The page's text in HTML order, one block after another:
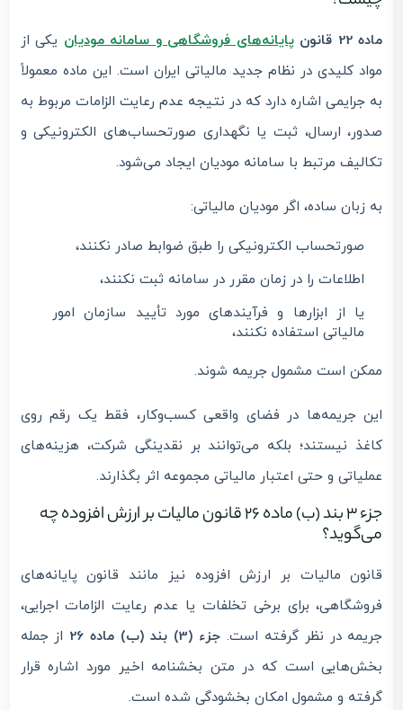
ماده 22 قانون پایانه‌های فروشگاهی و سامانه مودیان یکی از
مواد کلیدی در نظام جدید مالیاتی ایران است. این ماده معمولاً
به جرایمی اشاره دارد که در نتیجه عدم رعایت الزامات مربوط به
صدور، ارسال، ثبت یا نگهداری صورتحساب‌های الکترونیکی و
تکالیف مرتبط با سامانه مودیان ایجاد می‌شود.
به زبان ساده، اگر مودیان مالیاتی:
صورتحساب الکترونیکی را طبق ضوابط صادر نکنند،
اطلاعات را در زمان مقرر در سامانه ثبت نکنند،
یا از ابزارها و فرآیندهای مورد تأیید سازمان امور
مالیاتی استفاده نکنند،
ممکن است مشمول جریمه شوند.
این جریمه‌ها در فضای واقعی کسب‌وکار، فقط یک رقم روی
کاغذ نیستند؛ بلکه می‌توانند بر نقدینگی شرکت، هزینه‌های
عملیاتی و حتی اعتبار مالیاتی مجموعه اثر بگذارند.
جزء 3 بند (ب) ماده 26 قانون مالیات بر ارزش افزوده چه
می‌گوید؟
قانون مالیات بر ارزش افزوده نیز مانند قانون پایانه‌های
فروشگاهی، برای برخی تخلفات یا عدم رعایت الزامات اجرایی،
جریمه در نظر گرفته است.جزء (3) بند (ب) ماده 26
از جمله
بخش‌هایی است که در متن بخشنامه اخیر مورد اشاره قرار
گرفته و مشمول امکان بخشودگی شده است.